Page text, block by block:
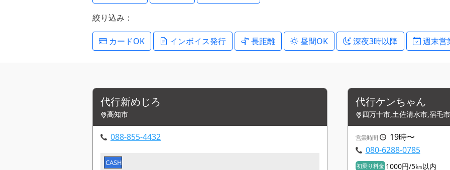
絞り込み：
カードOK インボイス発行 長距離 昼間OK 深夜3時以降 週末営
代行新めじろ
高知市
088-855-4432
CASH
代行ケンちゃん
四万十市,土佐清水市,宿毛市
営業時間
19時〜
080-6288-0785
初乗り料金 1000円/5㎞以内